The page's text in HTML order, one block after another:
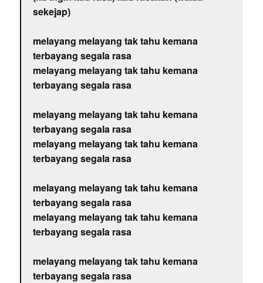
sekejap)
melayang melayang tak tahu kemana
terbayang segala rasa
melayang melayang tak tahu kemana
terbayang segala rasa
melayang melayang tak tahu kemana
terbayang segala rasa
melayang melayang tak tahu kemana
terbayang segala rasa
melayang melayang tak tahu kemana
terbayang segala rasa
melayang melayang tak tahu kemana
terbayang segala rasa
melayang melayang tak tahu kemana
terbayang segala rasa